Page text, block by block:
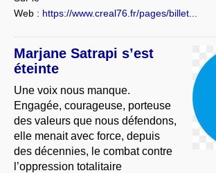
Web : https://www.creal76.fr/pages/billet...
Marjane Satrapi s’est
éteinte
Une voix nous manque.
Engagée, courageuse, porteuse
des valeurs que nous défendons,
elle menait avec force, depuis
des décennies, le combat contre
l’oppression totalitaire